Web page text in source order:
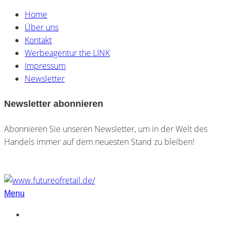
Home
Über uns
Kontakt
Werbeagentur the LINK
Impressum
Newsletter
Newsletter abonnieren
Abonnieren Sie unseren Newsletter, um in der Welt des
Handels immer auf dem neuesten Stand zu bleiben!
Menu